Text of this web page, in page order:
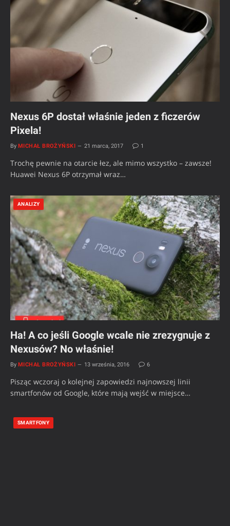
Nexus 6P dostał właśnie jeden z ficzerów
Pixela!
By MICHAŁ BROŻYŃSKI 21 marca, 2017 1
Trochę pewnie na otarcie łez, ale mimo wszystko – zawsze!
Huawei Nexus 6P otrzymał wraz…
ANALIZY
Ha! A co jeśli Google wcale nie zrezygnuje z
Nexusów? No właśnie!
By MICHAŁ BROŻYŃSKI 13 września, 2016 6
Pisząc wczoraj o kolejnej zapowiedzi najnowszej linii
smartfonów od Google, które mają wejść w miejsce…
SMARTFONY